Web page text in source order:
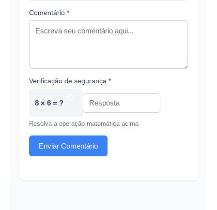
Comentário *
Verificação de segurança *
8 × 6 = ?
Resolva a operação matemática acima
Enviar Comentário